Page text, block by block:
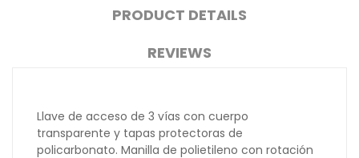
PRODUCT DETAILS
REVIEWS
Llave de acceso de 3 vías con cuerpo
transparente y tapas protectoras de
policarbonato. Manilla de polietileno con rotación